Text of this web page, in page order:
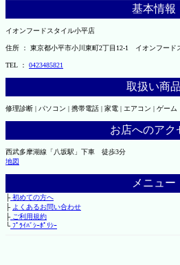
基本情報
イオンフードスタイル小平店
住所 ： 東京都小平市小川東町2丁目12-1 イオンフード
TEL ： 0423485821
取扱い商品
修理診断 | パソコン | 携帯電話 | 家電 | エアコン | ゲーム
お店へのアク
西武多摩湖線「八坂駅」下車 徒歩3分
地図
メニュー
├初めての方へ
├ よくあるお問い合わせ
├ご利用規約
└ﾌﾟﾗｲﾊﾞｼｰﾎﾟﾘｼｰ